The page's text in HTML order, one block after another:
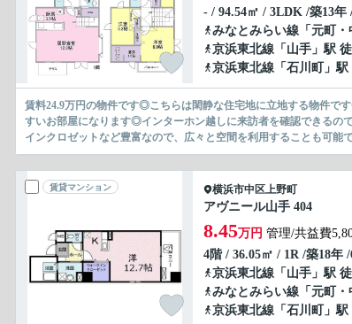
- / 94.54㎡ / 3LDK /築13年
みなとみらい線 「 元町・
京浜東北線 「 山手 」駅
京浜東北線 「 石川町 」
賃料24.9万円の物件です◎こちらは閑静な住宅地に立地する物件で
すいお部屋になります◎インターホン越しに来訪者を確認できるの
インクロゼットなど豊富なので、広々と空間を利用することも可
賃貸マンション 横浜市中区上野町
アヴニール山手 404
8.45万円 管理/共益費
4階 / 36.05㎡ / 1R /築18年
京浜東北線 「 山手 」駅
みなとみらい線 「 元町・
京浜東北線 「 石川町 」